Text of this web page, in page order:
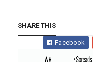
SHARE THIS
Facebook